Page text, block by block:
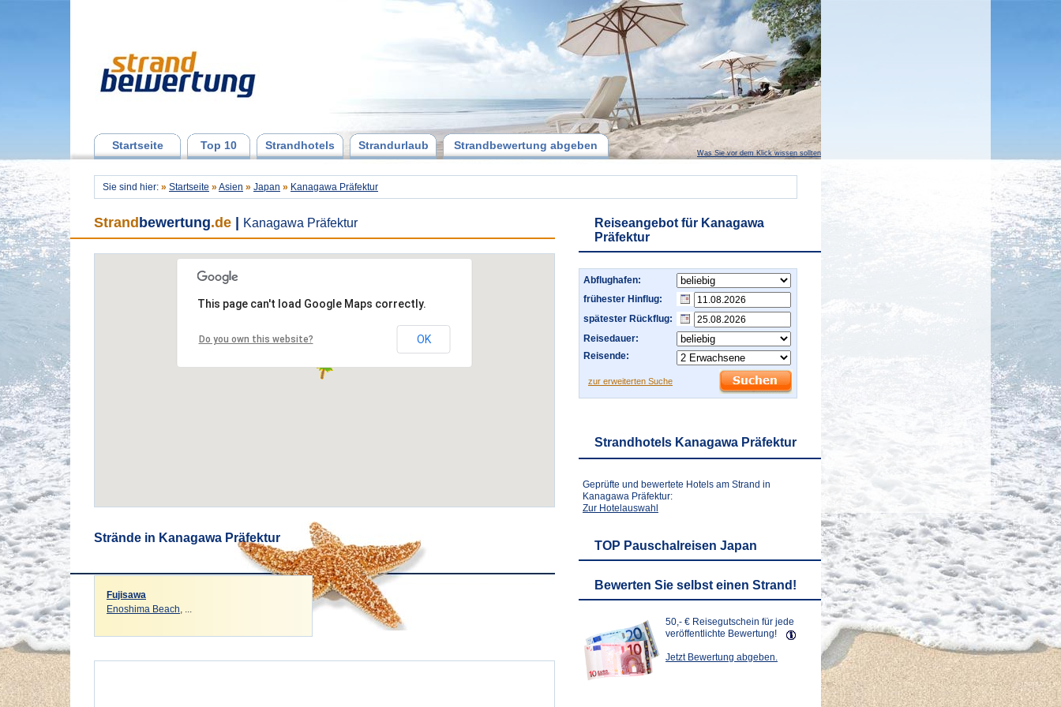
Startseite Top 10 Strandhotels Strandurlaub Strandbewertung abgeben
Was Sie vor dem Klick wissen sollten
Sie sind hier: » Startseite » Asien » Japan » Kanagawa Präfektur
Strand bewertung.de Kanagawa Präfektur
This page can't load Google Maps correctly.
Do you own this website? OK
Strände in Kanagawa Präfektur
Fujisawa
Enoshima Beach, ...
Reiseangebot für Kanagawa
Präfektur
Abflughafen:
frühester Hinflug:
spätester Rückflug:
Reisedauer:
Reisende:
zur erweiterten Suche
Strandhotels Kanagawa Präfektur
Geprüfte und bewertete Hotels am Strand in
Kanagawa Präfektur:
Zur Hotelauswahl
TOP Pauschalreisen Japan
Bewerten Sie selbst einen Strand!
50,- € Reisegutschein für jede
veröffentlichte Bewertung!
Jetzt Bewertung abgeben.